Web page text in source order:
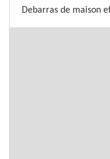
Debarras de maison